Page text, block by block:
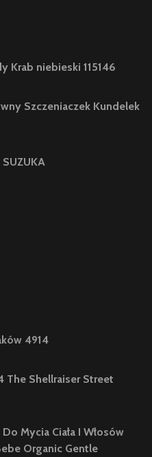
Krab niebieski 115146
Szczeniaczek Kundelek
4914
The Shellraiser Street
Mycia Ciała I Włosów
Organic Gentle